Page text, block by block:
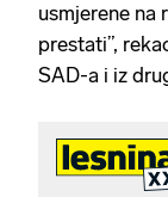
usmjerene na
prestati”,
SAD-a i iz